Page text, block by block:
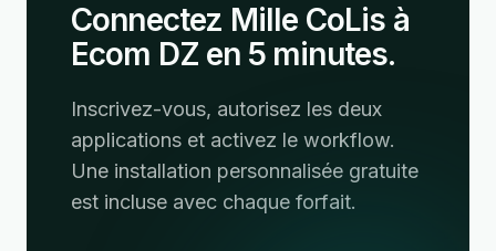
Connectez Mille CoLis à
Ecom DZ en 5 minutes.
Inscrivez-vous, autorisez les deux
applications et activez le workflow.
Une installation personnalisée gratuite
est incluse avec chaque forfait.